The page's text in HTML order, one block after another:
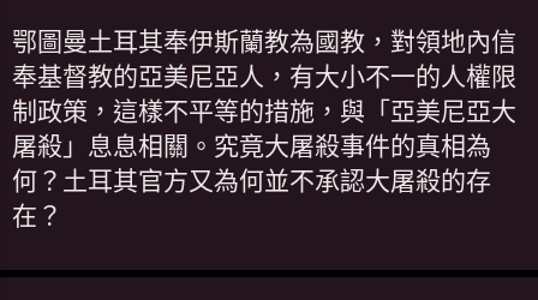
鄂圖曼土耳其奉伊斯蘭教為國教，對領地內信
奉基督教的亞美尼亞人，有大小不一的人權限
制政策，這樣不平等的措施，與「亞美尼亞大
屠殺」息息相關。究竟大屠殺事件的真相為
何？土耳其官方又為何並不承認大屠殺的存
在？